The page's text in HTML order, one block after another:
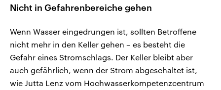
Nicht in Gefahrenbereiche gehen
Wenn Wasser eingedrungen ist, sollten Betroffene
nicht mehr in den Keller gehen – es besteht die
Gefahr eines Stromschlags. Der Keller bleibt aber
auch gefährlich, wenn der Strom abgeschaltet ist,
wie Jutta Lenz vom Hochwasserkompetenzcentrum